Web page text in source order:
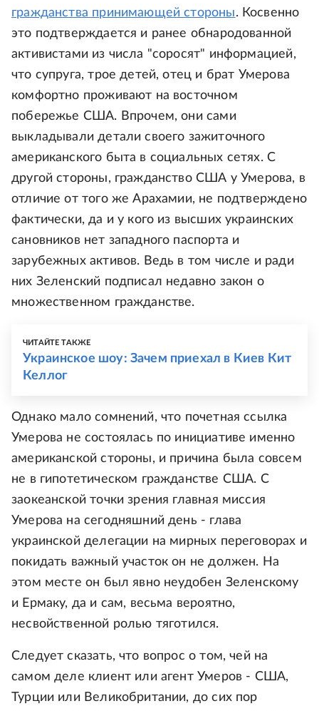
гражданства принимающей стороны. Косвенно
это подтверждается и ранее обнародованной
активистами из числа "соросят" информацией,
что супруга, трое детей, отец и брат Умерова
комфортно проживают на восточном
побережье США. Впрочем, они сами
выкладывали детали своего зажиточного
американского быта в социальных сетях. С
другой стороны, гражданство США у Умерова, в
отличие от того же Арахамии, не подтверждено
фактически, да и у кого из высших украинских
сановников нет западного паспорта и
зарубежных активов. Ведь в том числе и ради
них Зеленский подписал недавно закон о
множественном гражданстве.
ЧИТАЙТЕ ТАКЖЕ
Украинское шоу: Зачем приехал в Киев Кит
Келлог
Однако мало сомнений, что почетная ссылка
Умерова не состоялась по инициативе именно
американской стороны, и причина была совсем
не в гипотетическом гражданстве США. С
заокеанской точки зрения главная миссия
Умерова на сегодняшний день - глава
украинской делегации на мирных переговорах и
покидать важный участок он не должен. На
этом месте он был явно неудобен Зеленскому
и Ермаку, да и сам, весьма вероятно,
несвойственной ролью тяготился.
Следует сказать, что вопрос о том, чей на
самом деле клиент или агент Умеров - США,
Турции или Великобритании, до сих пор